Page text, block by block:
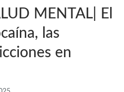
MENTAL| El
las
en